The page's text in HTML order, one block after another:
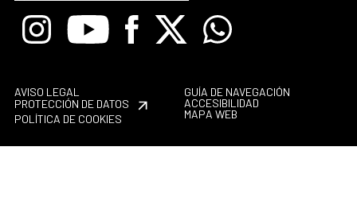
InstagramYoutube Facebook
X Whatsapp
AVISO LEGAL
PROTECCIÓN DE DATOS
POLÍTICA DE COOKIES
GUÍA DE NAVEGACIÓN
ACCESIBILIDAD
MAPA WEB